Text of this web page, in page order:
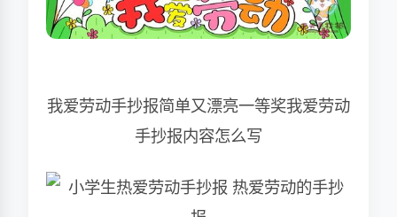
我爱劳动手抄报简单又漂亮一等奖我爱劳动
手抄报内容怎么写